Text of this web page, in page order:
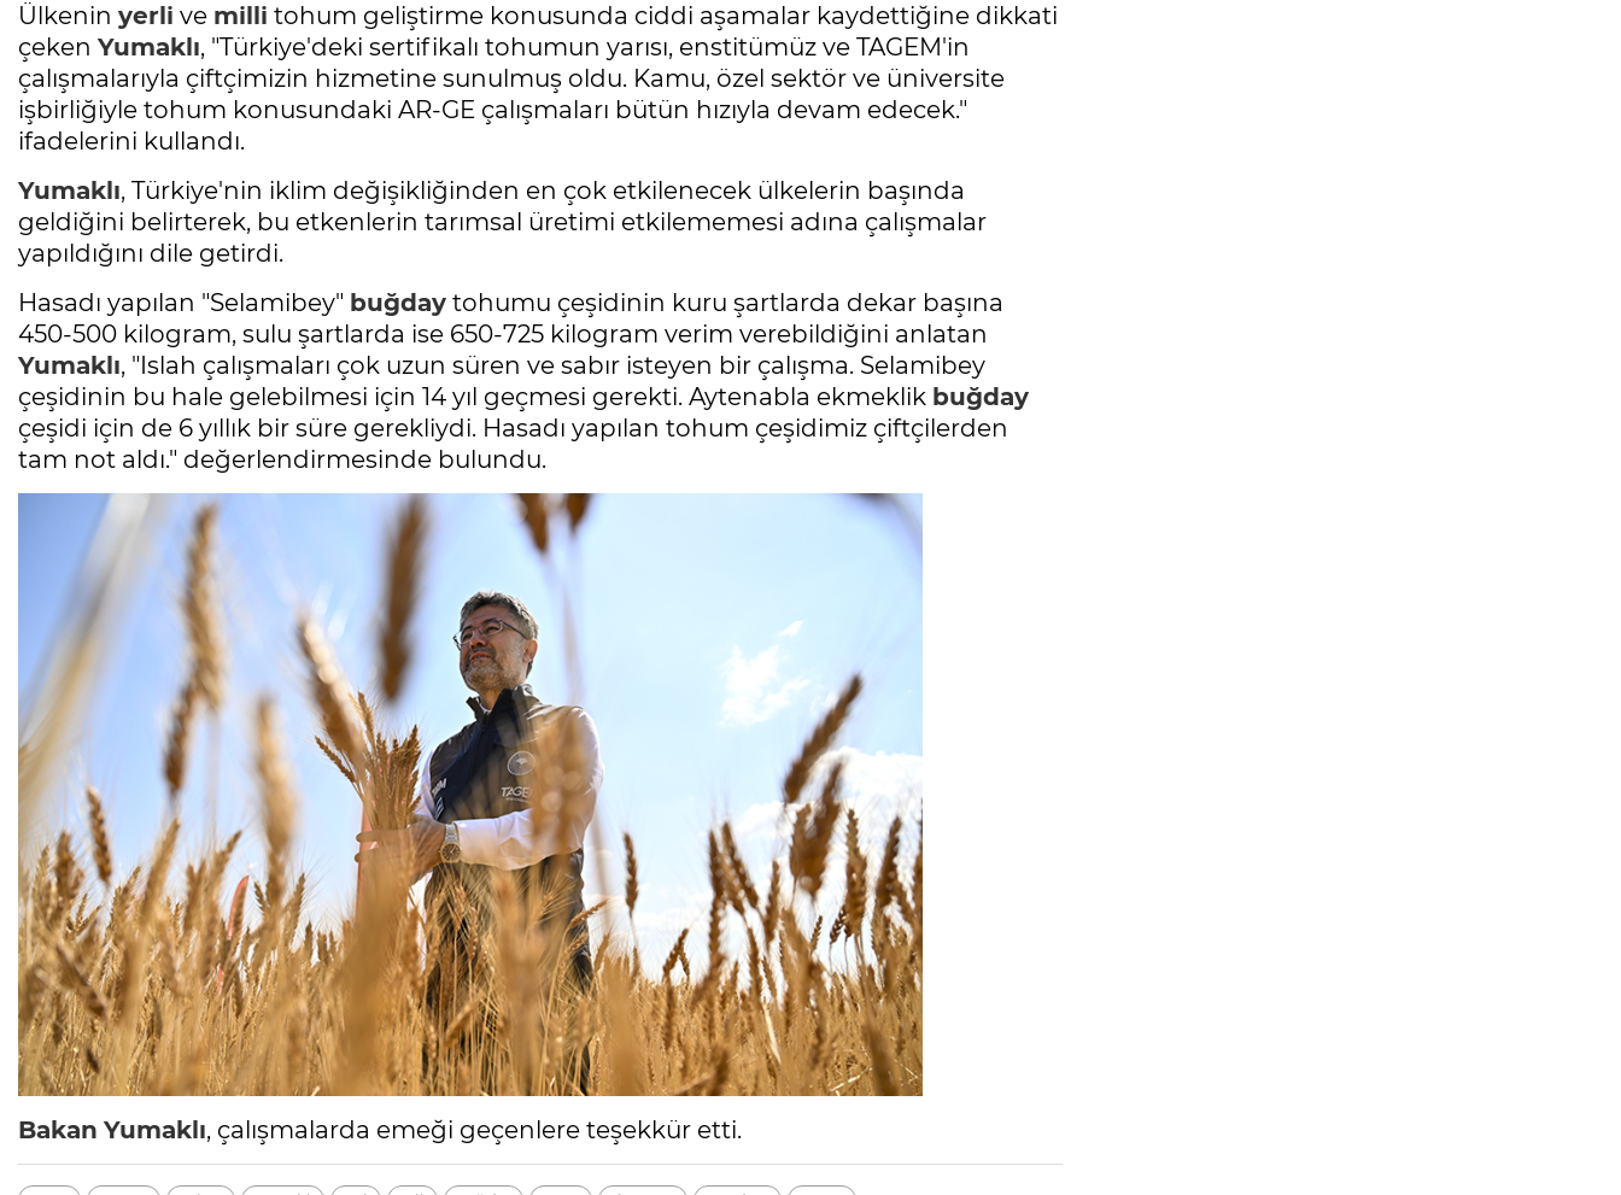
Ülkenin yerli ve milli tohum geliştirme konusunda ciddi aşamalar kaydettiğine dikkati
çeken Yumaklı, "Türkiye'deki sertifikalı tohumun yarısı, enstitümüz ve TAGEM'in
çalışmalarıyla çiftçimizin hizmetine sunulmuş oldu. Kamu, özel sektör ve üniversite
işbirliğiyle tohum konusundaki AR-GE çalışmaları bütün hızıyla devam edecek."
ifadelerini kullandı.
Yumaklı, Türkiye'nin iklim değişikliğinden en çok etkilenecek ülkelerin başında
geldiğini belirterek, bu etkenlerin tarımsal üretimi etkilememesi adına çalışmalar
yapıldığını dile getirdi.
Hasadı yapılan "Selamibey" buğday tohumu çeşidinin kuru şartlarda dekar başına
450-500 kilogram, sulu şartlarda ise 650-725 kilogram verim verebildiğini anlatan
Yumaklı, "Islah çalışmaları çok uzun süren ve sabır isteyen bir çalışma. Selamibey
çeşidinin bu hale gelebilmesi için 14 yıl geçmesi gerekti. Aytenabla ekmeklik buğday
çeşidi için de 6 yıllık bir süre gerekliydi. Hasadı yapılan tohum çeşidimiz çiftçilerden
tam not aldı." değerlendirmesinde bulundu.
Bakan Yumaklı, çalışmalarda emeği geçenlere teşekkür etti.